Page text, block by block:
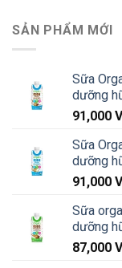
SẢN PHẨM MỚI
Sữa
dưỡng
91,000
Sữa
dưỡng
91,000
Sữa
dưỡng
87,000